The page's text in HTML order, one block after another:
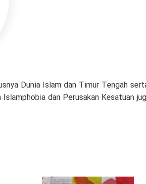
Dunia Islam dan Timur Tengah
dan Perusakan Kesatuan